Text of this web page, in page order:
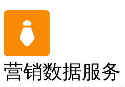
营销数据服务